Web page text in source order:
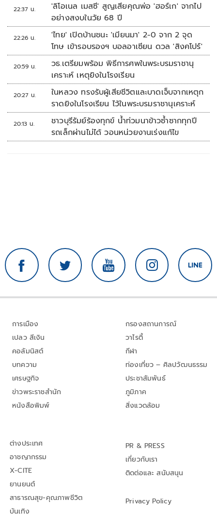
22:37 น.
'ลิโอเนล เมสซี' สูญเสียคุณพ่อ 'ฮอร์เก' จากไป
อย่างสงบในวัย 68 ปี
22:26 น.
'ไทย' เปิดบ้านชนะ 'เมียนมา' 2-0 จาก 2 จุด
โทษ เข้ารอบรองฯ บอลอาเซียน ดวล 'สิงคโปร์'
20:59 น.
วธ.เตรียมพร้อม พิธีการศพในพระบรมราชานุ
เคราะห์ เหตุยิงในโรงเรียน
20:27 น.
ในหลวง ทรงรับผู้เสียชีวิตและบาดเจ็บจากเหตุก
ราดยิงในโรงเรียน ไว้ในพระบรมราชานุเคราะห์
20:13 น.
ชาวบุรีรัมย์ร้องทุกข์ น้ำท่วมนาข้าวซ้ำซากทุกปี
รถเล็กผ่านไม่ได้ วอนหน่วยงานเร่งแก้ไข
การเมือง
เปลว สีเงิน
คอลัมนิสต์
บทความ
เศรษฐกิจ
ข่าวพระราชสำนัก
หนังสือพิมพ์
กรองสถานการณ์
วาไรตี้
กีฬา
ท่องเที่ยว – ศิลปวัฒนธรรม
ประชาสัมพันธ์
ภูมิภาค
สิ่งแวดล้อม
ต่างประเทศ
อาชญากรรม
X-CITE
ยานยนต์
สาธารณสุข-คุณภาพชีวิต
บันเทิง
PR & PRESS
เกี่ยวกับเรา
ติดต่อและ สนับสนุน
Privacy Policy